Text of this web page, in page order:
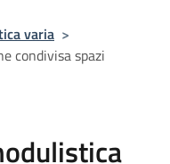
varia >
condivisa spazi